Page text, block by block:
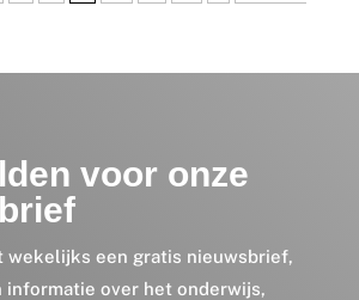
voor onze
wekelijks een gratis nieuwsbrief,
informatie over het onderwijs,